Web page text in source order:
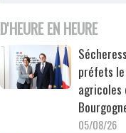
D'HEURE EN HEURE
préfets
agricoles
05/08/26